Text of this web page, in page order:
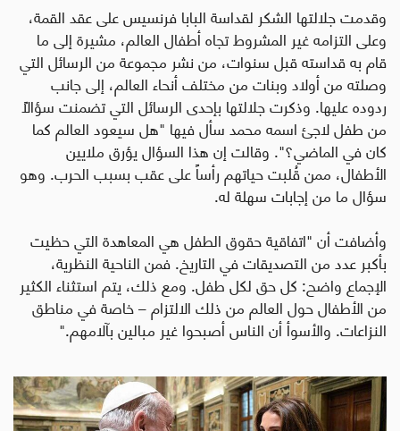
وقدمت جلالتها الشكر لقداسة البابا فرنسيس على عقد القمة،
وعلى التزامه غير المشروط تجاه أطفال العالم، مشيرة إلى ما
قام به قداسته قبل سنوات، من نشر مجموعة من الرسائل التي
وصلته من أولاد وبنات من مختلف أنحاء العالم، إلى جانب
ردوده عليها. وذكرت جلالتها بإحدى الرسائل التي تضمنت سؤالاً
من طفل لاجئ اسمه محمد سأل فيها "هل سيعود العالم كما
كان في الماضي؟". وقالت إن هذا السؤال يؤرق ملايين
الأطفال، ممن قُلبت حياتهم رأساً على عقب بسبب الحرب. وهو
سؤال ما من إجابات سهلة له.
وأضافت أن "اتفاقية حقوق الطفل هي المعاهدة التي حظيت
بأكبر عدد من التصديقات في التاريخ. فمن الناحية النظرية،
الإجماع واضح: كل حق لكل طفل. ومع ذلك، يتم استثناء الكثير
من الأطفال حول العالم من ذلك الالتزام – خاصة في مناطق
النزاعات. والأسوأ أن الناس أصبحوا غير مبالين بآلامهم."